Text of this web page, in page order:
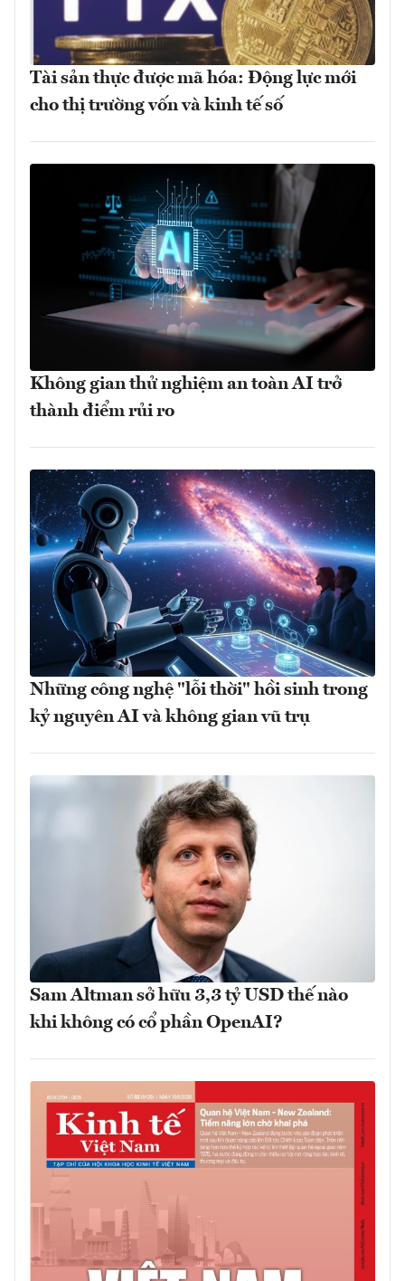
Tài sản thực được mã hóa: Động lực mới
cho thị trường vốn và kinh tế số
Không gian thử nghiệm an toàn AI trở
thành điểm rủi ro
Những công nghệ "lỗi thời" hồi sinh trong
kỷ nguyên AI và không gian vũ trụ
Sam Altman sở hữu 3,3 tỷ USD thế nào
khi không có cổ phần OpenAI?